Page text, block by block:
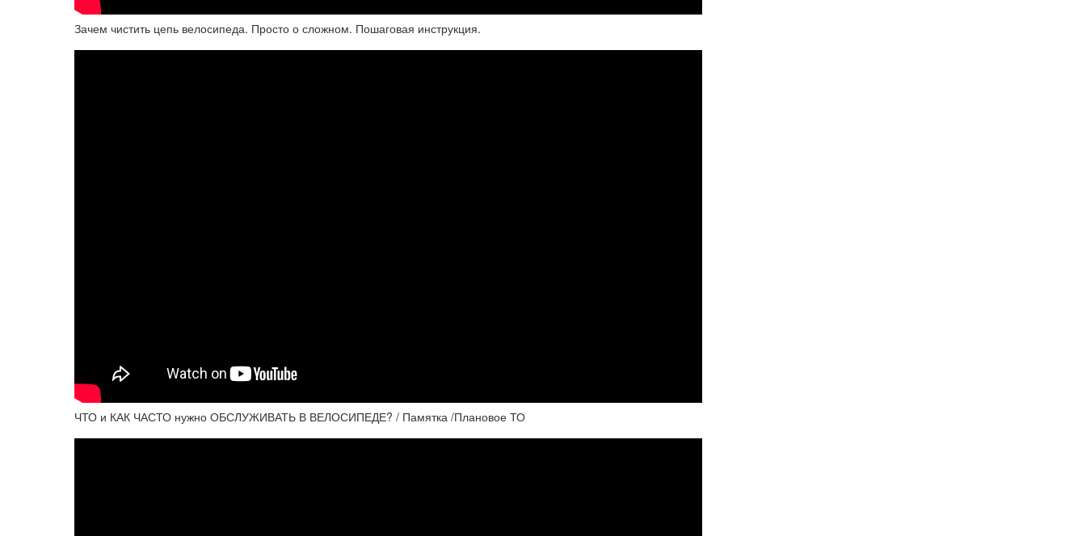
Зачем чистить цепь велосипеда. Просто о сложном. Пошаговая инструкция.
ЧТО и КАК ЧАСТО нужно ОБСЛУЖИВАТЬ В ВЕЛОСИПЕДЕ? / Памятка /Плановое ТО